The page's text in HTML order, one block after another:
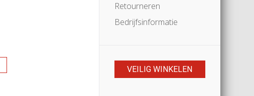
Retourneren
Bedrijfsinformatie
VEILIG WINKELEN